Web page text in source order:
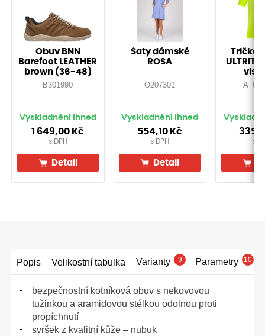
Obuv BNN
Barefoot LEATHER
brown (36-48)
B301990
Vyskladnění ihned
1 649,00 Kč
s DPH
Detail
Šaty dámské
ROSA
O207301
Vyskladnění ihned
554,10 Kč
s DPH
Detail
Tričko
vis
s
Popis Velikostní tabulka Varianty 9 Parametry 10
bezpečnostní kotníková obuv s nekovovou
tužinkou a aramidovou stélkou odolnou proti
propíchnutí
svršek z kvalitní kůže – nubuk